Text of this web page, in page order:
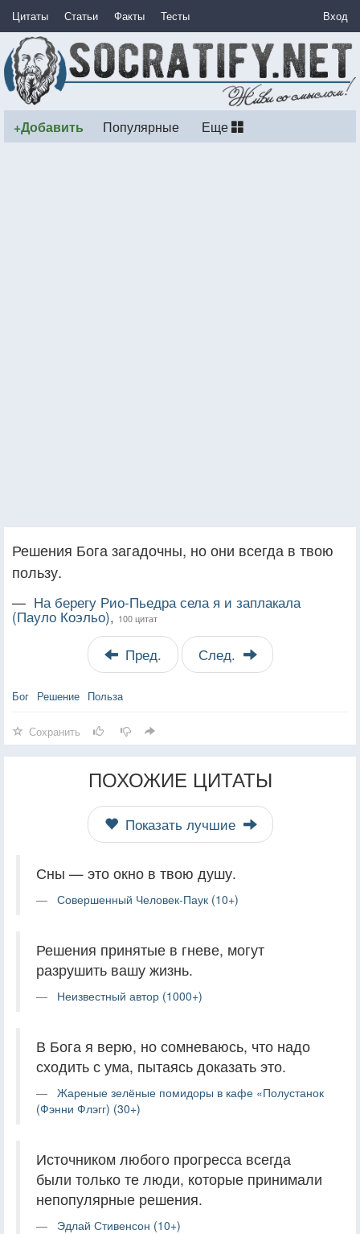
Цитаты Статьи Факты Тесты Вход
+Добавить Популярные Еще
Решения Бога загадочны, но они всегда в твою
пользу.
— На берегу Рио-Пьедра села я и заплакала
(Пауло Коэльо), 100 цитат
Пред. След.
Бог Решение Польза
Сохранить
ПОХОЖИЕ ЦИТАТЫ
Показать лучшие
Сны — это окно в твою душу.
Совершенный Человек-Паук (10+)
Решения принятые в гневе, могут
разрушить вашу жизнь.
Неизвестный автор (1000+)
В Бога я верю, но сомневаюсь, что надо
сходить с ума, пытаясь доказать это.
Жареные зелёные помидоры в кафе «Полустанок
(Фэнни Флэгг) (30+)
Источником любого прогресса всегда
были только те люди, которые принимали
непопулярные решения.
Эдлай Стивенсон (10+)